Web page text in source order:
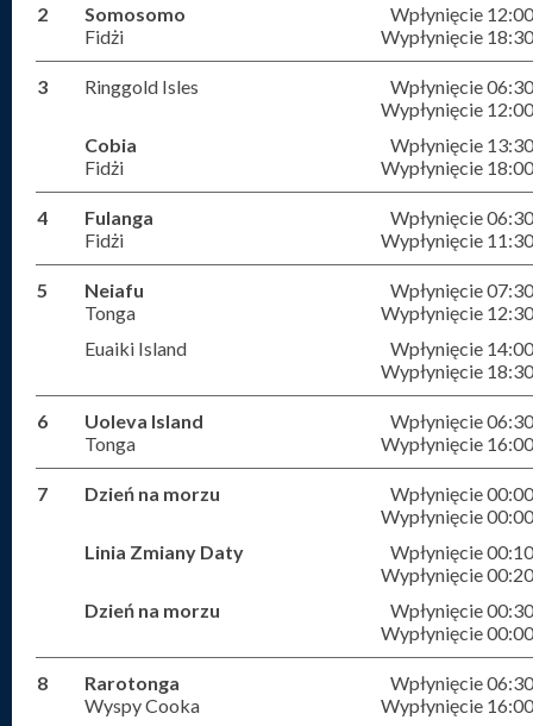
2
Somosomo
Fidżi
Wpłynięcie 12:00
Wypłynięcie 18:30
3 Ringgold Isles
Wpłynięcie 06:30
Wypłynięcie 12:00
Cobia
Fidżi
Wpłynięcie 13:30
Wypłynięcie 18:00
4
Fulanga
Fidżi
Wpłynięcie 06:30
Wypłynięcie 11:30
5
Neiafu
Tonga
Wpłynięcie 07:30
Wypłynięcie 12:30
Euaiki Island
Wpłynięcie 14:00
Wypłynięcie 18:30
6
Uoleva Island
Tonga
Wpłynięcie 06:30
Wypłynięcie 16:00
7 Dzień na morzu
Wpłynięcie 00:00
Wypłynięcie 00:00
Linia Zmiany Daty
Wpłynięcie 00:10
Wypłynięcie 00:20
Dzień na morzu
Wpłynięcie 00:30
Wypłynięcie 00:00
8
Rarotonga
Wyspy Cooka
Wpłynięcie 06:30
Wypłynięcie 16:00